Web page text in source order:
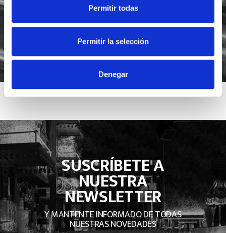
Permitir todas
Permitir la selección
Denegar
SUSCRÍBETE A
NUESTRA
NEWSLETTER
Y MANTENTE INFORMADO DE TODAS
NUESTRAS NOVEDADES